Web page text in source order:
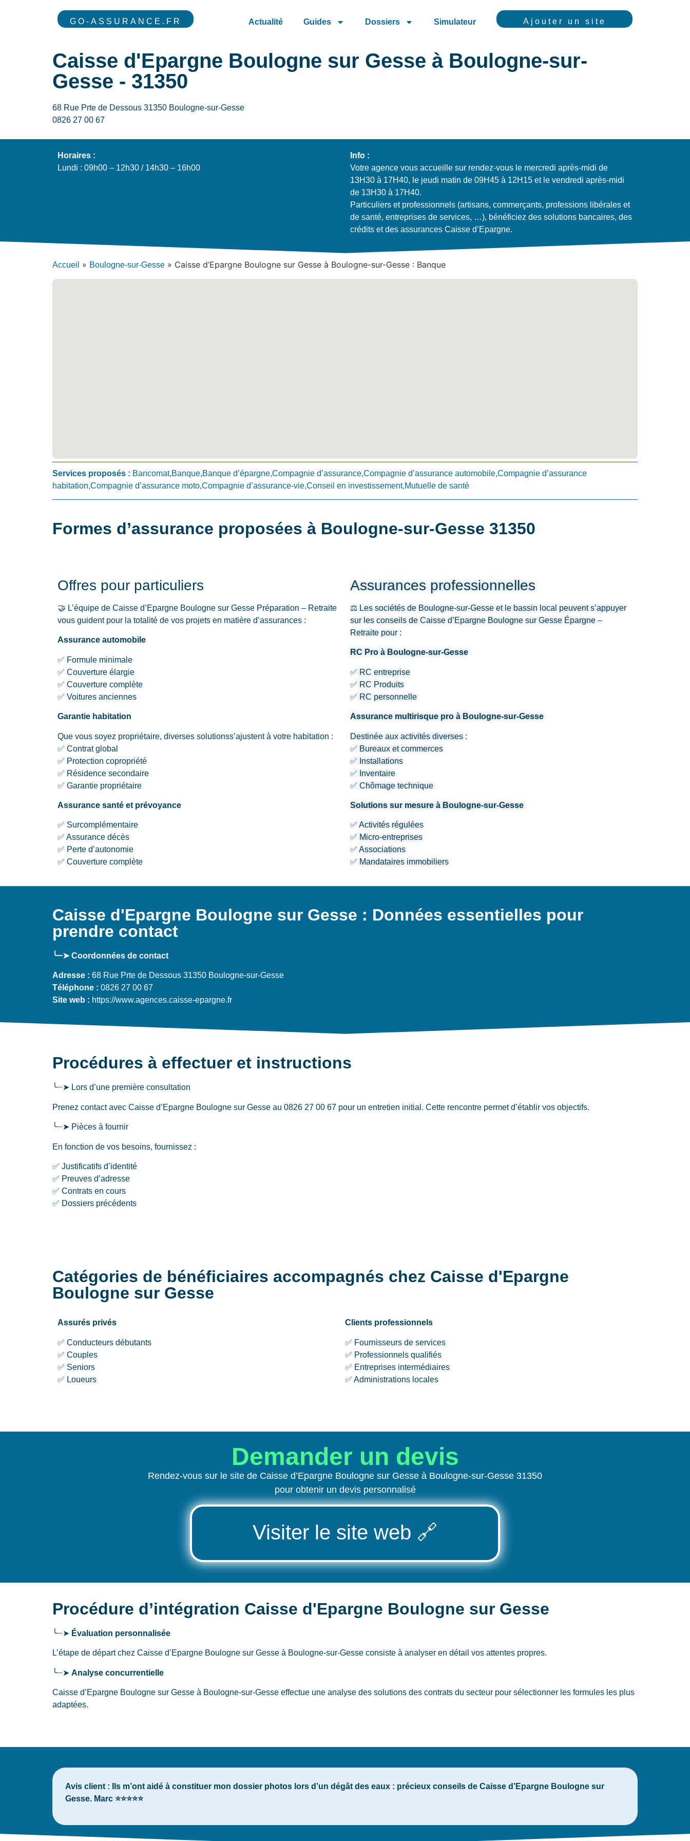
GO-ASSURANCE.FR Actualité Guides Dossiers Simulateur Ajouter un site
Caisse d'Epargne Boulogne sur Gesse à Boulogne-sur-
Gesse - 31350
68 Rue Prte de Dessous 31350 Boulogne-sur-Gesse
0826 27 00 67
Horaires :
Lundi : 09h00 – 12h30 / 14h30 – 16h00
Info :
Votre agence vous accueille sur rendez-vous le mercredi après-midi de
13H30 à 17H40, le jeudi matin de 09H45 à 12H15 et le vendredi après-midi
de 13H30 à 17H40.
Particuliers et professionnels (artisans, commerçants, professions libérales et
de santé, entreprises de services, …), bénéficiez des solutions bancaires, des
crédits et des assurances Caisse d’Epargne.
Accueil » Boulogne-sur-Gesse » Caisse d’Epargne Boulogne sur Gesse à Boulogne-sur-Gesse : Banque
Services proposés : Bancomat,Banque,Banque d’épargne,Compagnie d’assurance,Compagnie d’assurance automobile,Compagnie d’assurance
habitation,Compagnie d’assurance moto,Compagnie d’assurance-vie,Conseil en investissement,Mutuelle de santé
Formes d’assurance proposées à Boulogne-sur-Gesse 31350
Offres pour particuliers
🤝 L’équipe de Caisse d’Epargne Boulogne sur Gesse Préparation – Retraite
vous guident pour la totalité de vos projets en matière d’assurances :
Assurance automobile
✅ Formule minimale
✅ Couverture élargie
✅ Couverture complète
✅ Voitures anciennes
Garantie habitation
Que vous soyez propriétaire, diverses solutionss’ajustent à votre habitation :
✅ Contrat global
✅ Protection copropriété
✅ Résidence secondaire
✅ Garantie propriétaire
Assurance santé et prévoyance
✅ Surcomplémentaire
✅ Assurance décès
✅ Perte d’autonomie
✅ Couverture complète
Assurances professionnelles
⚖️ Les sociétés de Boulogne-sur-Gesse et le bassin local peuvent s’appuyer
sur les conseils de Caisse d’Epargne Boulogne sur Gesse Épargne –
Retraite pour :
RC Pro à Boulogne-sur-Gesse
✅ RC entreprise
✅ RC Produits
✅ RC personnelle
Assurance multirisque pro à Boulogne-sur-Gesse
Destinée aux activités diverses :
✅ Bureaux et commerces
✅ Installations
✅ Inventaire
✅ Chômage technique
Solutions sur mesure à Boulogne-sur-Gesse
✅ Activités régulées
✅ Micro-entreprises
✅ Associations
✅ Mandataires immobiliers
Caisse d'Epargne Boulogne sur Gesse : Données essentielles pour
prendre contact
╰┈➤ Coordonnées de contact
Adresse : 68 Rue Prte de Dessous 31350 Boulogne-sur-Gesse
Téléphone : 0826 27 00 67
Site web : https://www.agences.caisse-epargne.fr
Procédures à effectuer et instructions
╰┈➤ Lors d’une première consultation
Prenez contact avec Caisse d’Epargne Boulogne sur Gesse au 0826 27 00 67 pour un entretien initial. Cette rencontre permet d’établir vos objectifs.
╰┈➤ Pièces à fournir
En fonction de vos besoins, fournissez :
✅ Justificatifs d’identité
✅ Preuves d’adresse
✅ Contrats en cours
✅ Dossiers précédents
Catégories de bénéficiaires accompagnés chez Caisse d'Epargne
Boulogne sur Gesse
Assurés privés
✅ Conducteurs débutants
✅ Couples
✅ Seniors
✅ Loueurs
Clients professionnels
✅ Fournisseurs de services
✅ Professionnels qualifiés
✅ Entreprises intermédiaires
✅ Administrations locales
Demander un devis
Rendez-vous sur le site de Caisse d’Epargne Boulogne sur Gesse à Boulogne-sur-Gesse 31350
pour obtenir un devis personnalisé
Visiter le site web 🔗
Procédure d’intégration Caisse d'Epargne Boulogne sur Gesse
╰┈➤ Évaluation personnalisée
L’étape de départ chez Caisse d’Epargne Boulogne sur Gesse à Boulogne-sur-Gesse consiste à analyser en détail vos attentes propres.
╰┈➤ Analyse concurrentielle
Caisse d’Epargne Boulogne sur Gesse à Boulogne-sur-Gesse effectue une analyse des solutions des contrats du secteur pour sélectionner les formules les plus
adaptées.
Avis client : Ils m’ont aidé à constituer mon dossier photos lors d’un dégât des eaux : précieux conseils de Caisse d’Epargne Boulogne sur
Gesse. Marc ⭐⭐⭐⭐⭐